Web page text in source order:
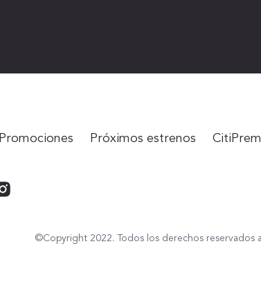
Promociones Próximos estrenos
©Copyright 2022. Todos los derechos reservados